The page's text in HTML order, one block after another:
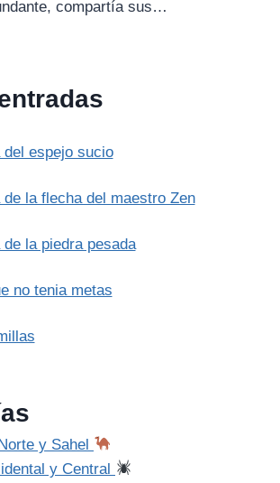
compartía sus…
del espejo sucio
de la flecha del maestro Zen
de la piedra pesada
no tenia metas
y Sahel
y Central